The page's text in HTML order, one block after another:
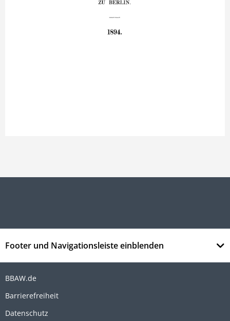
Footer und Navigationsleiste einblenden
BBAW.de
Barrierefreiheit
Datenschutz